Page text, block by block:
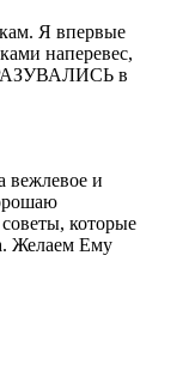
Я впервые
наперевес,
РАЗУВАЛИСЬ в
вежлевое и
которые
Желаем Ему